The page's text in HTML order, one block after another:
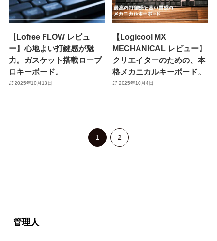
【Lofree FLOW レビュ
ー】心地よい打鍵感が魅
力。ガスケット搭載ロープ
ロキーボード。
2025年10月13日
【Logicool MX
MECHANICAL レビュー】
クリエイターのための、本
格メカニカルキーボード。
2025年10月4日
1 2
管理人